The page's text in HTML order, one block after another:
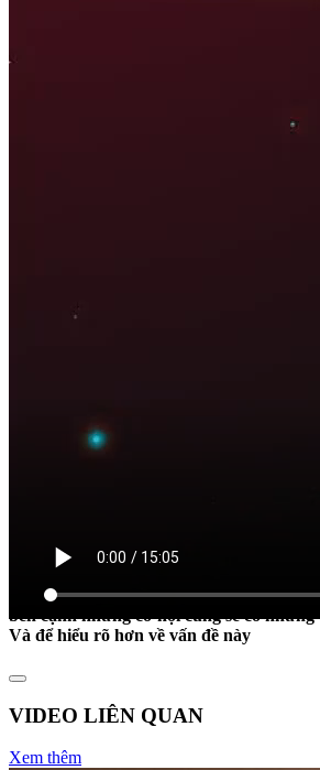
21:35 ngày 18/08/2025
"room" tín dụng hay còn gọi là hạn mức
hàng đã chạm đến mức cho vay tối đa.
Chính Phủ Phạm Minh Chính đã yêu
Điều này được cho là sẽ giúp giải phóng
room tín dụng cũng cần có lộ trình phù
bên cạnh những cơ hội cũng sẽ có
Và để hiểu rõ hơn về vấn đề này
VIDEO LIÊN QUAN
Xem thêm